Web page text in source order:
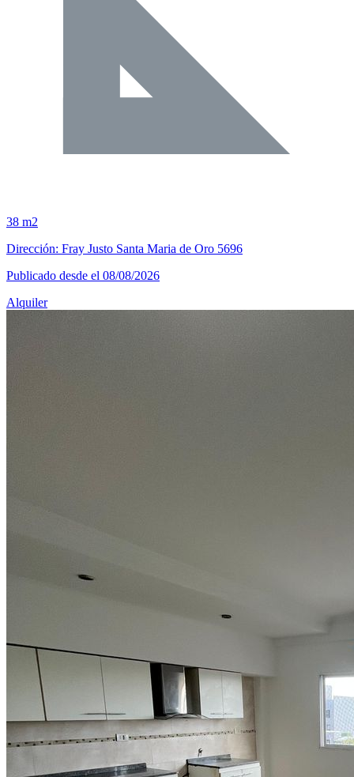
38 m2
Dirección: Fray Justo Santa Maria de Oro 5696
Publicado desde el 08/08/2026
Alquiler